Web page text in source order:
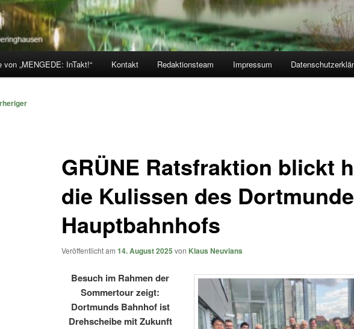
von „MENGEDE: InTakt!“ Kontakt Redaktionsteam Impressum
GRÜNE Ratsfraktion blickt
die Kulissen des
Hauptbahnhofs
Veröffentlicht am 14. August 2025 von Klaus Neuvians
Besuch im Rahmen der
Sommertour zeigt:
Dortmunds Bahnhof ist
Drehscheibe mit Zukunft